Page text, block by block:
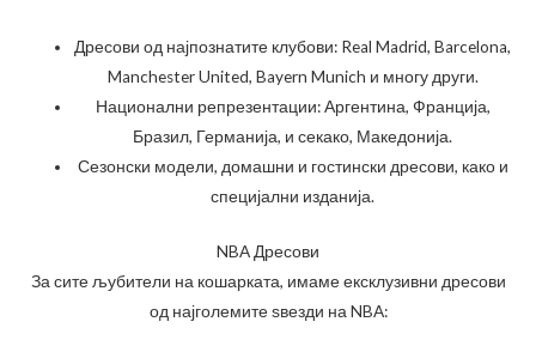
Дресови од најпознатите клубови: Real Madrid, Barcelona,
Manchester United, Bayern Munich и многу други.
Национални репрезентации: Аргентина, Франција,
Бразил, Германија, и секако, Македонија.
Сезонски модели, домашни и гостински дресови, како и
специјални изданија.
NBA Дресови
За сите љубители на кошарката, имаме ексклузивни дресови
од најголемите ѕвезди на NBA: